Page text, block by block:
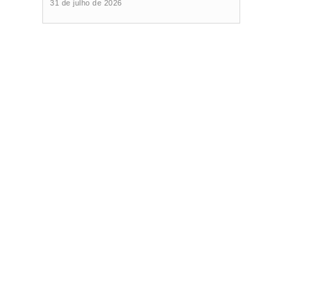
31 de julho de 2026